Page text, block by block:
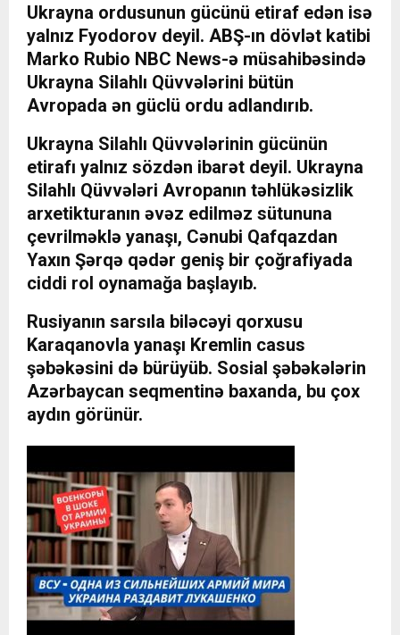
Ukrayna ordusunun gücünü etiraf edən isə
yalnız Fyodorov deyil. ABŞ-ın dövlət katibi
Marko Rubio NBC News-ə müsahibəsində
Ukrayna Silahlı Qüvvələrini bütün
Avropada ən güclü ordu adlandırıb.
Ukrayna Silahlı Qüvvələrinin gücünün
etirafı yalnız sözdən ibarət deyil. Ukrayna
Silahlı Qüvvələri Avropanın təhlükəsizlik
arxetikturanın əvəz edilməz sütununa
çevrilməklə yanaşı, Cənubi Qafqazdan
Yaxın Şərqə qədər geniş bir çoğrafiyada
ciddi rol oynamağa başlayıb.
Rusiyanın sarsıla biləcəyi qorxusu
Karaqanovla yanaşı Kremlin casus
şəbəkəsini də bürüyüb. Sosial şəbəkələrin
Azərbaycan seqmentinə baxanda, bu çox
aydın görünür.